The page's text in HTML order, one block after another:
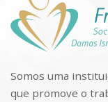
Somos uma
que promove o